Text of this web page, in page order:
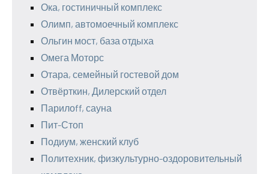
Ока, гостиничный комплекс
Олимп, автомоечный комплекс
Ольгин мост, база отдыха
Омега Моторс
Отара, семейный гостевой дом
Отвёрткин, Дилерский отдел
Парилоff, сауна
Пит-Стоп
Подиум, женский клуб
Политехник, физкультурно-оздоровительный